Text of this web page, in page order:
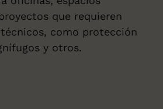
que requieren
como protección
y otros.